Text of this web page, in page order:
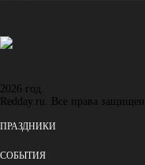
2026 год.
Redday.ru. Все права
ПРАЗДНИКИ
СОБЫТИЯ